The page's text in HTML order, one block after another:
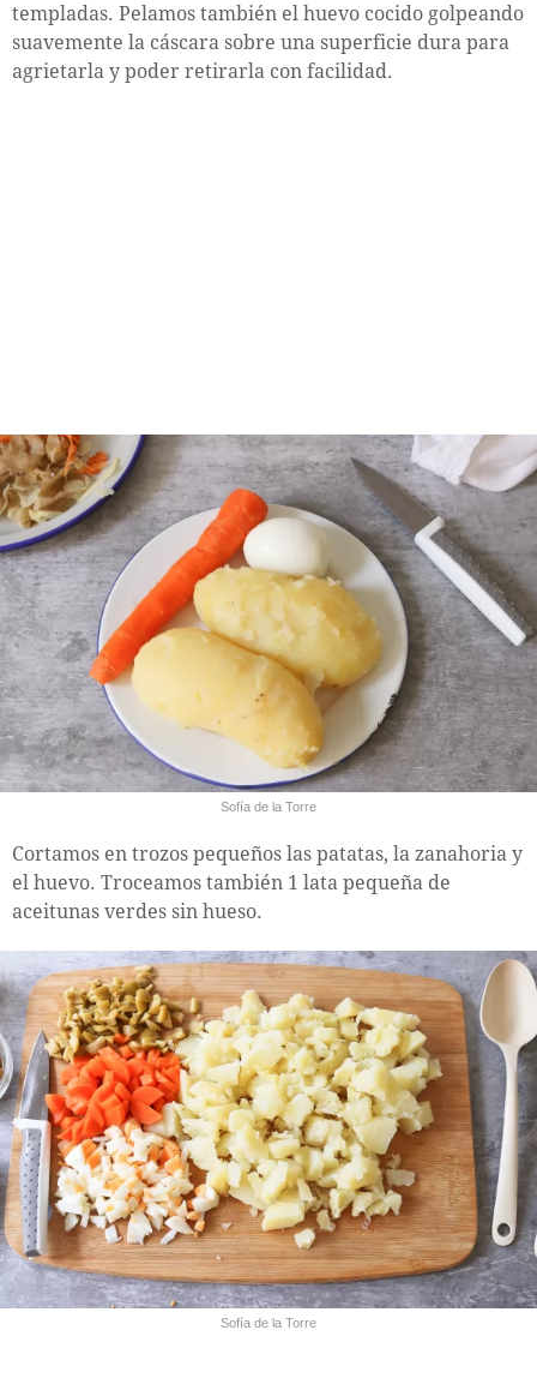
templadas. Pelamos también el huevo cocido golpeando
suavemente la cáscara sobre una superficie dura para
agrietarla y poder retirarla con facilidad.
Sofía de la Torre
Cortamos en trozos pequeños las patatas, la zanahoria y
el huevo. Troceamos también 1 lata pequeña de
aceitunas verdes sin hueso.
Sofía de la Torre